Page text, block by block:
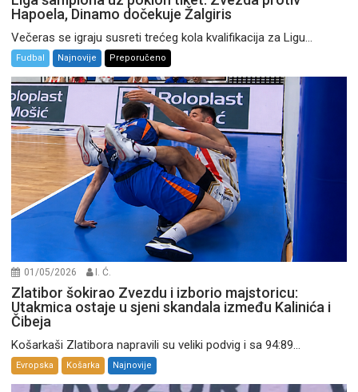
Hapoela, Dinamo dočekuje Žalgiris
Večeras se igraju susreti trećeg kola kvalifikacija za Ligu...
Fudbal Najnovije Preporučeno
01/05/2026 I. Ć.
Zlatibor šokirao Zvezdu i izborio majstoricu:
Utakmica ostaje u sjeni skandala između Kalinića i
Čibeja
Košarkaši Zlatibora napravili su veliki podvig i sa 94:89...
Evropska Košarka Najnovije